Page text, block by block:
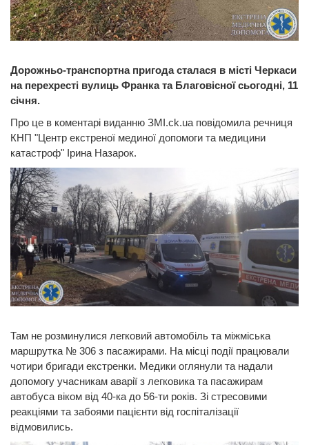
Дорожньо-транспортна пригода сталася в місті Черкаси
на перехресті вулиць Франка та Благовісної сьогодні, 11
січня.
Про це в коментарі виданню ЗМІ.ck.ua повідомила речниця
КНП "Центр екстреної мединої допомоги та медицини
катастроф" Ірина Назарок.
Там не розминулися легковий автомобіль та міжміська
маршрутка № 306 з пасажирами. На місці події працювали
чотири бригади екстренки. Медики оглянули та надали
допомогу учасникам аварії з легковика та пасажирам
автобуса віком від 40-ка до 56-ти років. Зі стресовими
реакціями та забоями пацієнти від госпіталізації
відмовились.